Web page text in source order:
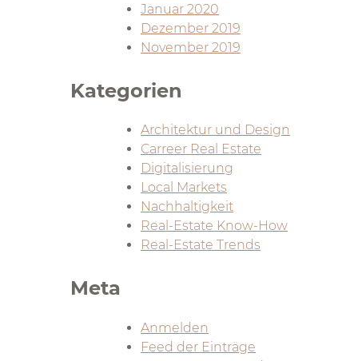
Januar 2020
Dezember 2019
November 2019
Kategorien
Architektur und Design
Carreer Real Estate
Digitalisierung
Local Markets
Nachhaltigkeit
Real-Estate Know-How
Real-Estate Trends
Meta
Anmelden
Feed der Einträge